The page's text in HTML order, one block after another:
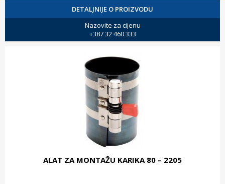
DETALJNIJE O PROIZVODU
Nazovite za cijenu
+387 32 460 333
ALAT ZA MONTAŽU KARIKA 80 – 2205